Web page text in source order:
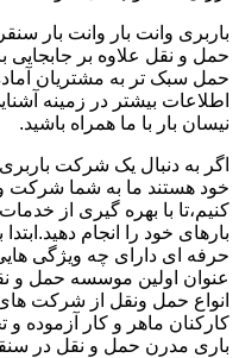
باربری وانت بار وانت بار
حمل و نقل علاوه بر جابجایی
حمل سبک تر به مشتریان
اطلاعات بیشتر در زمینه
نیسان بار با ما همراه باشید.
اگر به دنبال یک شرکت
خود هستند ما به شما شرکت
کنیم،تا با بهره گیری از
بارهای خود را انجام
حرفه ای دارای چه ویژگی
عنوان اولین موسسه حمل و
انواع حمل ونقل از شرکت های
کارکنان ماهر و کار آزموده و
باری مدرن حمل و نقل در